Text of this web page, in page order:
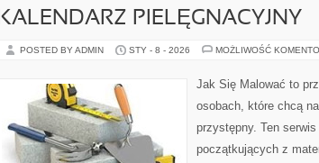
KALENDARZ PIELĘGNACYJNY
POSTED BY ADMIN STY - 8 - 2026 MOŻLIWOŚĆ
Jak Się Malować to
osobach, które chcą
przystępny. Ten
początkujących z